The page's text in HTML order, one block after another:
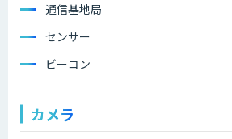
通信基地局
センサー
ビーコン
カメラ